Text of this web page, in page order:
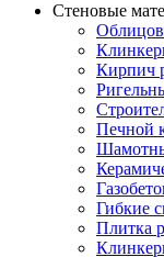
Стеновые
Кирпич
Печной
Гибкие
Плитка